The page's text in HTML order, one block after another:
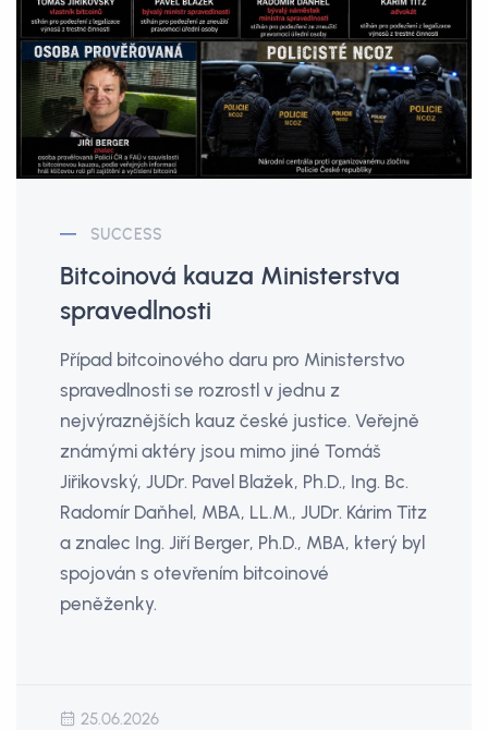
SUCCESS
Bitcoinová kauza Ministerstva
spravedlnosti
Případ bitcoinového daru pro Ministerstvo
spravedlnosti se rozrostl v jednu z
nejvýraznějších kauz české justice. Veřejně
známými aktéry jsou mimo jiné Tomáš
Jiřikovský, JUDr. Pavel Blažek, Ph.D., Ing. Bc.
Radomír Daňhel, MBA, LL.M., JUDr. Kárim Titz
a znalec Ing. Jiří Berger, Ph.D., MBA, který byl
spojován s otevřením bitcoinové
peněženky.
25.06.2026